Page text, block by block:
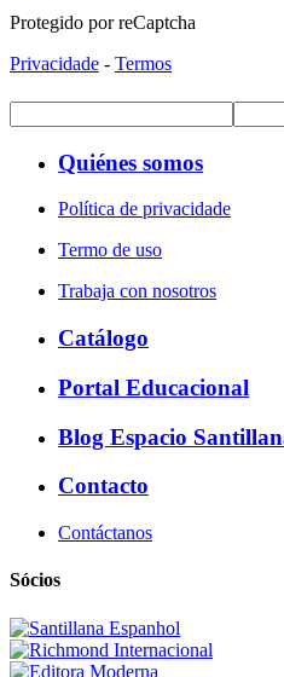
Protegido por reCaptcha
Privacidade - Termos
Quiénes somos
Política de privacidade
Termo de uso
Trabaja con nosotros
Catálogo
Portal Educacional
Blog Espacio
Contacto
Contáctanos
Sócios